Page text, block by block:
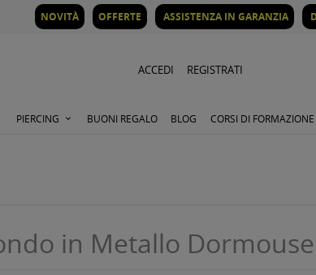
NOVITÀ OFFERTE ASSISTENZA IN GARANZIA
ACCEDI REGISTRATI
PIERCING BUONI REGALO BLOG CORSI DI FORMAZIONE
in Metallo Dormouse